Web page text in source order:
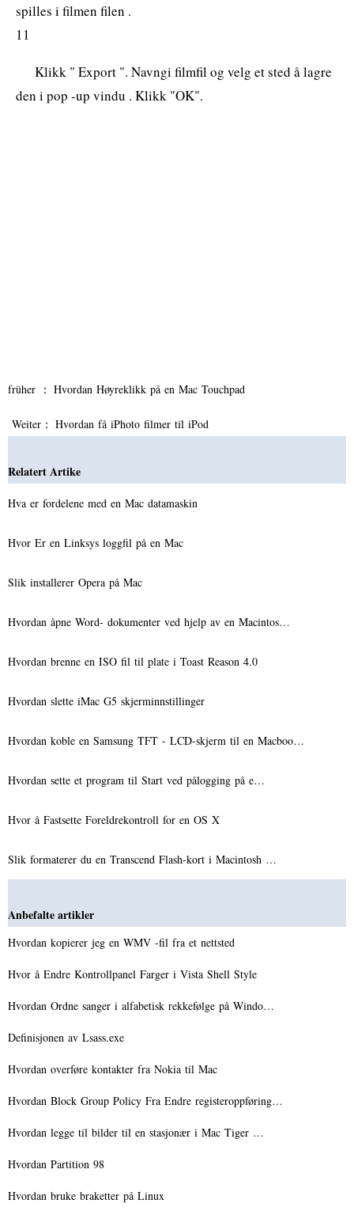
spilles i filmen filen .
11
Klikk " Export ". Navngi filmfil og velg et sted å lagre
den i pop -up vindu . Klikk "OK".
früher ： Hvordan Høyreklikk på en Mac Touchpad
Weiter： Hvordan få iPhoto filmer til iPod
Relatert Artike
Hva er fordelene med en Mac datamaskin
Hvor Er en Linksys loggfil på en Mac
Slik installerer Opera på Mac
Hvordan åpne Word- dokumenter ved hjelp av en Macintos…
Hvordan brenne en ISO fil til plate i Toast Reason 4.0
Hvordan slette iMac G5 skjerminnstillinger
Hvordan koble en Samsung TFT - LCD-skjerm til en Macboo…
Hvordan sette et program til Start ved pålogging på e…
Hvor å Fastsette Foreldrekontroll for en OS X
Slik formaterer du en Transcend Flash-kort i Macintosh …
Anbefalte artikler
Hvordan kopierer jeg en WMV -fil fra et nettsted
Hvor å Endre Kontrollpanel Farger i Vista Shell Style
Hvordan Ordne sanger i alfabetisk rekkefølge på Windo…
Definisjonen av Lsass.exe
Hvordan overføre kontakter fra Nokia til Mac
Hvordan Block Group Policy Fra Endre registeroppføring…
Hvordan legge til bilder til en stasjonær i Mac Tiger …
Hvordan Partition 98
Hvordan bruke braketter på Linux